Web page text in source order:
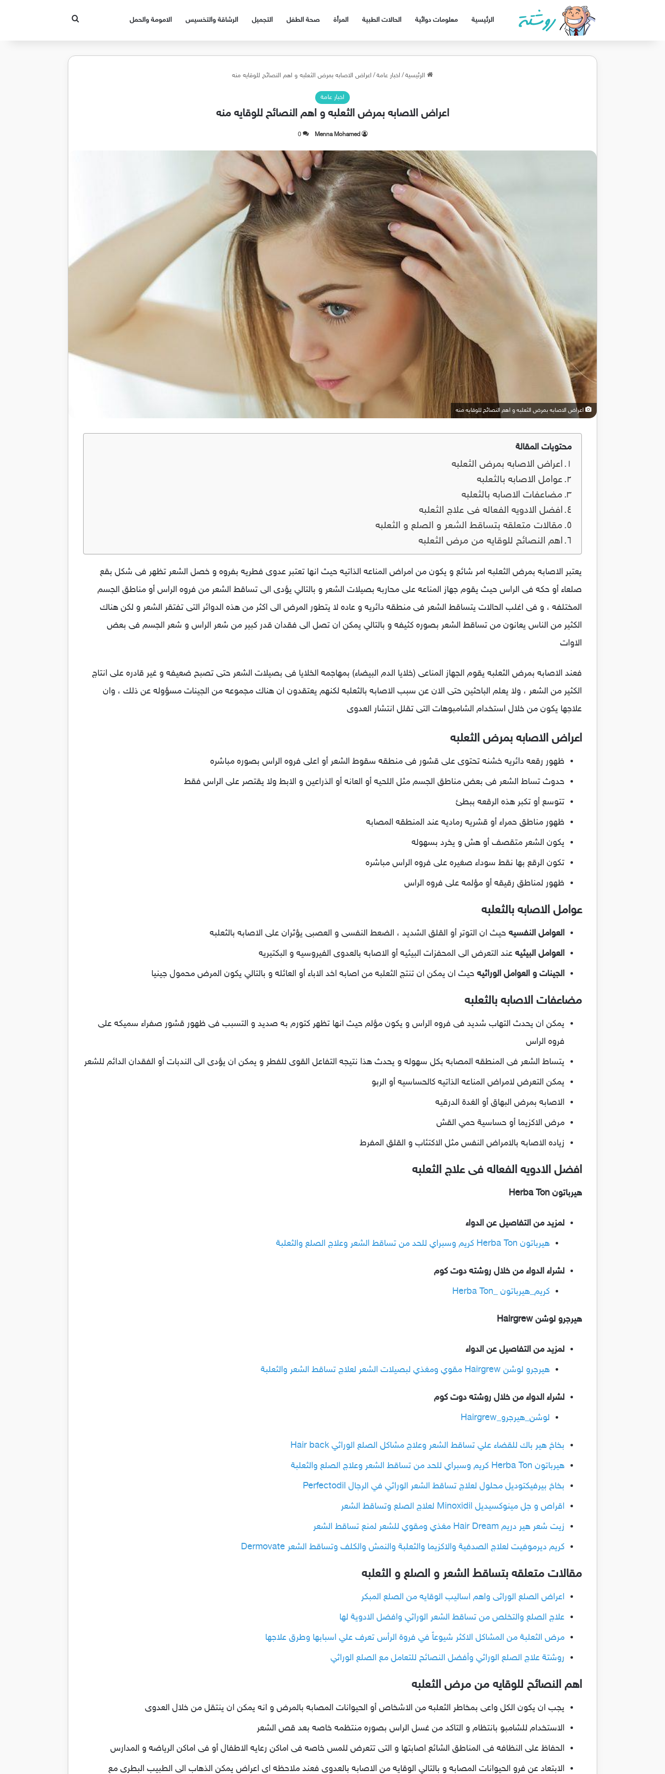
الرئيسية معلومات دوائية الحالات الطبية المرأة صحة الطفل التجميل الرشاقة والتخسيس الامومة والحمل بحث عن
الرئيسية/ اخبار عامة/ اعراض الاصابه بمرض الثعلبه و اهم النصائح للوقايه منه
اخبار عامة
اعراض الاصابه بمرض الثعلبه و اهم النصائح للوقايه منه
Menna Mohamed
0
اعراض الاصابه بمرض الثعلبه و اهم النصائح للوقايه منه
محتويات المقالة
اعراض الاصابه بمرض الثعلبه
عوامل الاصابه بالثعلبه
مضاعفات الاصابه بالثعلبه
افضل الادويه الفعاله فى علاج الثعلبه
مقالات متعلقه بتساقط الشعر و الصلع و الثعلبه
اهم النصائح للوقايه من مرض الثعلبه
يعتبر الاصابه بمرض الثعلبه امر شائع و يكون من امراض المناعه الذاتيه حيث انها تعتبر عدوى فطريه بفروه و خصل الشعر تظهر فى شكل بقع
صلعاء أو حكه فى الراس حيث يقوم جهاز المناعه على محاربه بصيلات الشعر و بالتالي يؤدى الى تساقط الشعر من فروه الراس أو مناطق الجسم
المختلفه ، و فى اغلب الحالات يتساقط الشعر فى منطقه دائريه و عاده لا يتطور المرض الى اكثر من هذه الدوائر التى تفتقر الشعر و لكن هناك
الكثير من الناس يعانون من تساقط الشعر بصوره كثيفه و بالتالي يمكن ان تصل الى فقدان قدر كبير من شعر الراس و شعر الجسم فى بعض
الاوات
فعند الاصابه بمرض الثعلبه يقوم الجهاز المناعى (خلايا الدم البيضاء) بمهاجمه الخلايا فى بصيلات الشعر حتى تصبح ضعيفه و غير قادره على انتاج
الكثير من الشعر ، ولا يعلم الباحثين حتى الان عن سبب الاصابه بالثعلبه لكنهم يعتقدون ان هناك مجموعه من الجينات مسؤوله عن ذلك ، وان
علاجها يكون من خلال استخدام الشامبوهات التى تقلل انتشار العدوى
اعراض الاصابه بمرض الثعلبه
ظهور رقعه دائريه خشنه تحتوى على قشور فى منطقه سقوط الشعر أو اعلى فروه الراس بصوره مباشره
حدوث تساط الشعر فى بعض مناطق الجسم مثل اللحيه أو العانه أو الذراعين و الابط ولا يقتصر على الراس فقط
تتوسع أو تكبر هذه الرقعه ببطئ
ظهور مناطق حمراء أو قشريه رماديه عند المنطقه المصابه
يكون الشعر متقصف أو هش و يخرد بسهوله
تكون الرقع بها نقط سوداء صغيره على فروه الراس مباشره
ظهور لمناطق رقيقه أو مؤلمه على فروه الراس
عوامل الاصابه بالثعلبه
العوامل النفسيه حيث ان التوتر أو القلق الشديد ، الضعط النفسى و العصبى يؤثران على الاصابه بالثعلبه
العوامل البيئيه عند التعرض الى المحفزات البيئيه أو الاصابه بالعدوى الفيروسيه و البكتيريه
الجينات و العوامل الوراثيه حيث ان يمكن ان تنتج الثعلبه من اصابه اخد الاباء أو العائله و بالتالي يكون المرض محمول جينيا
مضاعفات الاصابه بالثعلبه
يمكن ان يحدث التهاب شديد فى فروه الراس و يكون مؤلم حيث انها تظهر كتورم به صديد و التسبب فى ظهور قشور صفراء سميكه على
فروه الراس
يتساط الشعر فى المنطقه المصابه بكل سهوله و يحدث هذا نتيجه التفاعل القوى للفطر و يمكن ان يؤدى الى الندبات أو الفقدان الدائم للشعر
يمكن التعرض لامراض المناعه الذاتيه كالحساسيه أو الربو
الاصابه بمرض البهاق أو الغدة الدرقيه
مرض الاكزيما أو حساسية حمي القش
زياده الاصابه بالامراض النفس مثل الاكتئاب و القلق المفرط
افضل الادويه الفعاله فى علاج الثعلبه
هيرباتون Herba Ton
لمزيد من التفاصيل عن الدواء
هيرباتون Herba Ton كريم وسبراي للحد من تساقط الشعر وعلاج الصلع والثعلبة
لشراء الدواء من خلال روشته دوت كوم
كريم_هيرباتون _Herba Ton
هيرجرو لوشن Hairgrew
لمزيد من التفاصيل عن الدواء
هيرجرو لوشن Hairgrew مقوي ومغذي لبصيلات الشعر لعلاج تساقط الشعر والثعلبة
لشراء الدواء من خلال روشته دوت كوم
لوشن_هيرجرو_Hairgrew
بخاخ هير باك للقضاء علي تساقط الشعر وعلاج مشاكل الصلع الوراثي Hair back
هيرباتون Herba Ton كريم وسبراي للحد من تساقط الشعر وعلاج الصلع والثعلبة
بخاخ بيرفيكتوديل محلول لعلاج تساقط الشعر الوراثي في الرجال Perfectodil
اقراص و جل مينوكسيديل Minoxidil لعلاج الصلع وتساقط الشعر
زيت شعر هير دريم Hair Dream مغذي ومقوي للشعر لمنع تساقط الشعر
كريم ديرموفيت لعلاج الصدفية والاكزيما والثعلبة والنمش والكلف وتساقط الشعر Dermovate
مقالات متعلقه بتساقط الشعر و الصلع و الثعلبه
اعراض الصلع الوراثى واهم اساليب الوقايه من الصلع المبكر
علاج الصلع والتخلص من تساقط الشعر الوراثي وافضل الادوية لها
مرض الثعلبة من المشاكل الاكثر شيوعاً في فروة الرأس تعرف علي اسبابها وطرق علاجها
روشتة علاج الصلع الوراثي وأفضل النصائح للتعامل مع الصلع الوراثي
اهم النصائح للوقايه من مرض الثعلبه
يجب ان يكون الكل واعى بمخاطر الثعلبه من الاشخاص أو الحيوانات المصابه بالمرض و انه يمكن ان ينتقل من خلال العدوى
الاستخدام للشامبو بانتظام و التاكد من غسل الراس بصوره منتظمه خاصه بعد قص الشعر
الحفاظ على النظافه فى المناطق الشائع اصابتها و التى تتعرض للمس خاصه فى اماكن رعايه الاطفال أو فى اماكن الرياضه و المدارس
الابتعاد عن فرو الحيوانات المصابه و بالتالي الوقايه من الاصابه بالعدوى فعند ملاحظه اى اعراض يمكن الذهاب الى الطبيب البطرى مع